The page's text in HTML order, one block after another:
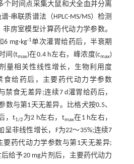
个时间点采集大鼠和犬全血并分离
-串联质谱法（HPLC-MS/MS）检测
房室模型计算药代动力学参数。
mg·kg-1单次灌胃给药后，半衰期
间(tmax)在0.4 h左右，峰浓度(cmax)
量相关性线性增长，生物利用度
食给药后，主要药代动力学参数
禁食无差异;连续7 d灌胃给药后，
数与第1天无差异。比格犬按0.5、
，t1/2 为2 h左右，tmax在1 h左右，
呈非线性增长，F为22～35%;连续7
要药代动力学参数与第1天无差异;
给予20 mg片剂后，主要药代动力